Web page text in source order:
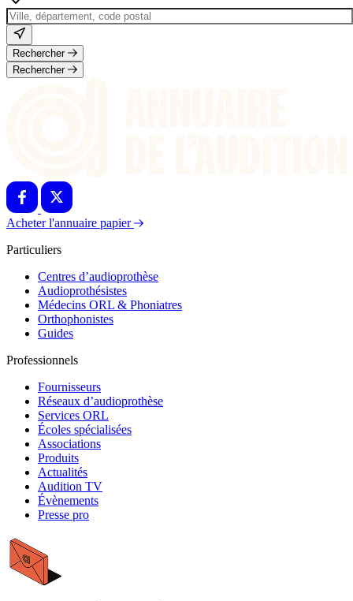
Rechercher
Rechercher
Acheter l'annuaire papier
Particuliers
Centres d’audioprothèse
Audioprothésistes
Médecins ORL & Phoniatres
Orthophonistes
Guides
Professionnels
Fournisseurs
Réseaux d’audioprothèse
Services ORL
Écoles spécialisées
Associations
Produits
Actualités
Audition TV
Évènements
Presse pro